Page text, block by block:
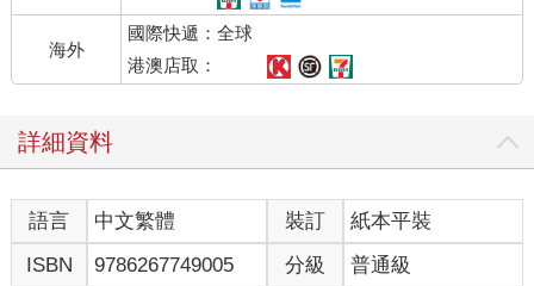
我立刻回覆，月下部先生也緊接著加入。
「對吧？就像我剛才說的，事情恐怕不只是感情糾紛那麼簡
單。」
「雄太，你在說什麼呀。醫療疏失只是傳言不是嗎？」
啦。」
「再說了，你可以去看看那些日本怪談就知道了。女人一旦因愛
成恨，可是很可怕的。」
日向姐仍然堅持是男女之間的愛恨情仇。說到這裡，月下部先生
也舉了幾個出現在怪談或文學裡赫赫有名的女性角色。
「這麼說也是。像是阿岩、於七，還有清姬也很瘋狂呢。
海外
國際快遞：全球
港澳店取：
詳細資料
語言 中文繁體 裝訂
紙本平裝
ISBN
9786267749005 分級 普通級